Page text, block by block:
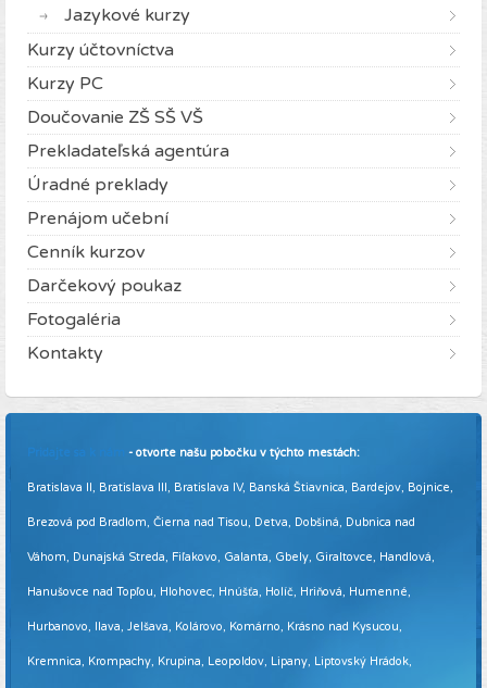
Jazykové kurzy
Kurzy účtovníctva
Kurzy PC
Doučovanie ZŠ SŠ VŠ
Prekladateľská agentúra
Úradné preklady
Prenájom učební
Cenník kurzov
Darčekový poukaz
Fotogaléria
Kontakty
Pridajte sa k nám - otvorte našu pobočku v týchto mestách:
Bratislava II, Bratislava III, Bratislava IV, Banská Štiavnica, Bardejov, Bojnice,
Brezová pod Bradlom, Čierna nad Tisou, Detva, Dobšiná, Dubnica nad
Váhom, Dunajská Streda, Fiľakovo, Galanta, Gbely, Giraltovce, Handlová,
Hanušovce nad Topľou, Hlohovec, Hnúšťa, Holíč, Hriňová, Humenné,
Hurbanovo, Ilava, Jelšava, Kolárovo, Komárno, Krásno nad Kysucou,
Kremnica, Krompachy, Krupina, Leopoldov, Lipany, Liptovský Hrádok,